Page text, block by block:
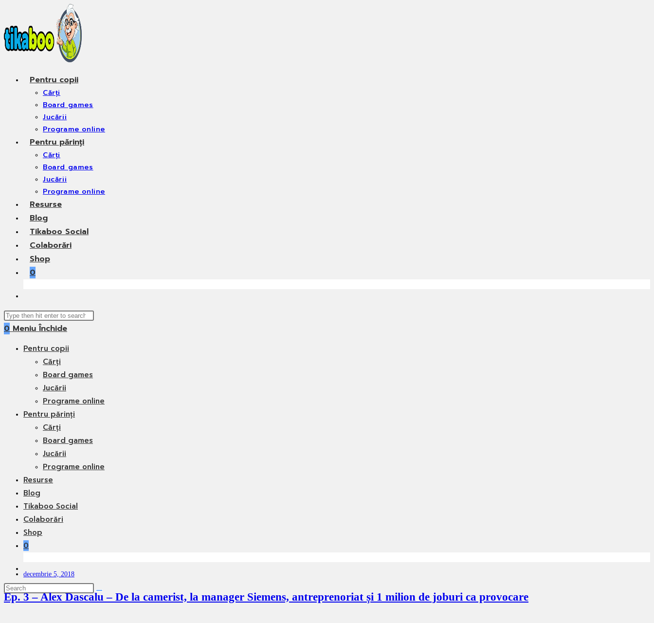
content
Pentru copii
Cărți
Board games
Jucării
Programe online
Pentru părinți
Cărți
Board games
Jucării
Programe online
Resurse
Blog
Tikaboo Social
Colaborări
Shop
0
website
search
Search
this
0 Meniu Închide
Pentru copii
Cărți
Board games
Jucării
Programe online
Pentru părinți
Cărți
Board games
Jucării
Programe online
Resurse
Blog
Tikaboo Social
Colaborări
Shop
0
website
search
decembrie 5, 2018
Ep. 3 – Alex Dascalu – De la camerist, la manager Siemens, antreprenoriat și 1 milion de joburi ca provocare